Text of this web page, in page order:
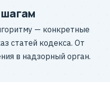
— конкретные
статей кодекса. От
в надзорный орган.